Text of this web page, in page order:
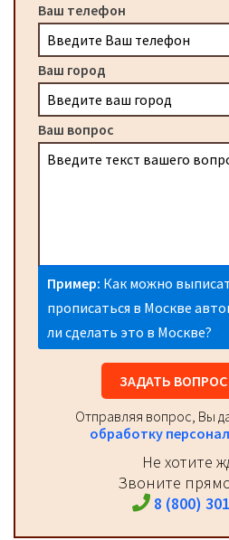
Ваш телефон
Ваш город
Ваш вопрос
Пример: Как можно
прописаться в Москве
ли сделать это в Москве?
ЗАДАТЬ
Отправляя вопрос, Вы
обработку
Не хотите
Звоните
8 (800)